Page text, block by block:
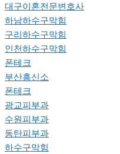
대구이혼전문변호사
하남하수구막힘
구리하수구막힘
인천하수구막힘
폰테크
부산흥신소
폰테크
광교피부과
수원피부과
동탄피부과
하수구막힘